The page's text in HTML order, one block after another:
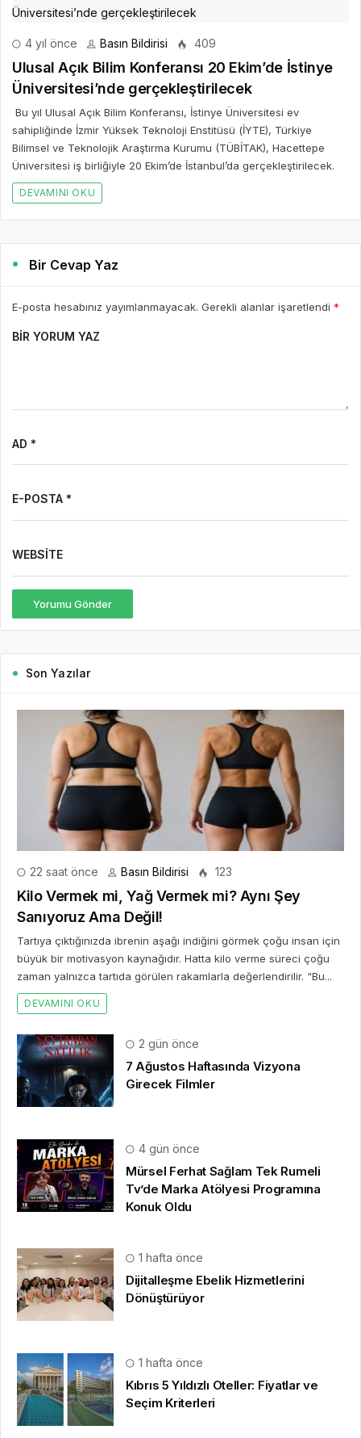
4 yıl önce Basın Bildirisi 409
Ulusal Açık Bilim Konferansı 20 Ekim’de İstinye
Üniversitesi’nde gerçekleştirilecek
Bu yıl Ulusal Açık Bilim Konferansı, İstinye Üniversitesi ev
sahipliğinde İzmir Yüksek Teknoloji Enstitüsü (İYTE), Türkiye
Bilimsel ve Teknolojik Araştırma Kurumu (TÜBİTAK), Hacettepe
Üniversitesi iş birliğiyle 20 Ekim’de İstanbul’da gerçekleştirilecek.
DEVAMINI OKU
Bir Cevap Yaz
E-posta hesabınız yayımlanmayacak. Gerekli alanlar işaretlendi *
BIR YORUM YAZ
AD *
E-POSTA *
WEBSITE
Yorumu Gönder
Son Yazılar
22 saat önce Basın Bildirisi 123
Kilo Vermek mi, Yağ Vermek mi? Aynı Şey
Sanıyoruz Ama Değil!
Tartıya çıktığınızda ibrenin aşağı indiğini görmek çoğu insan için
büyük bir motivasyon kaynağıdır. Hatta kilo verme süreci çoğu
zaman yalnızca tartıda görülen rakamlarla değerlendirilir. “Bu...
DEVAMINI OKU
2 gün önce
7 Ağustos Haftasında Vizyona
Girecek Filmler
4 gün önce
Mürsel Ferhat Sağlam Tek Rumeli
Tv’de Marka Atölyesi Programına
Konuk Oldu
1 hafta önce
Dijitalleşme Ebelik Hizmetlerini
Dönüştürüyor
1 hafta önce
Kıbrıs 5 Yıldızlı Oteller: Fiyatlar ve
Seçim Kriterleri